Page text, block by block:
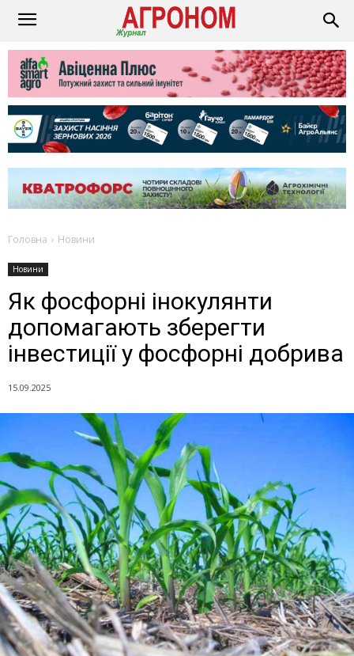
Головна Новини
Новини
Як фосфорні інокулянти
допомагають зберегти
інвестиції у фосфорні добрива
15.09.2025